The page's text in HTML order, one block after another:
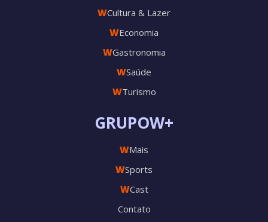
GRUPOW+
WMais
WSports
WCast
Contato
WCultura & Lazer
WEconomia
WGastronomia
WSaúde
WTurismo